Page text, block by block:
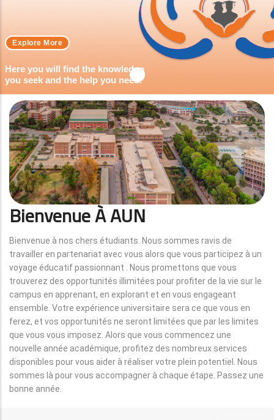
Here you will find the knowledge
you seek and the help you need.
Explore More
Bienvenue À AUN
Bienvenue à nos chers étudiants. Nous sommes ravis de
travailler en partenariat avec vous alors que vous participez à un
voyage éducatif passionnant . Nous promettons que vous
trouverez des opportunités illimitées pour profiter de la vie sur le
campus en apprenant, en explorant et en vous engageant
ensemble. Votre expérience universitaire sera ce que vous en
ferez, et vos opportunités ne seront limitées que par les limites
que vous vous imposez. Alors que vous commencez une
nouvelle année académique, profitez des nombreux services
disponibles pour vous aider à réaliser votre plein potentiel. Nous
sommes là pour vous accompagner à chaque étape. Passez une
bonne année.